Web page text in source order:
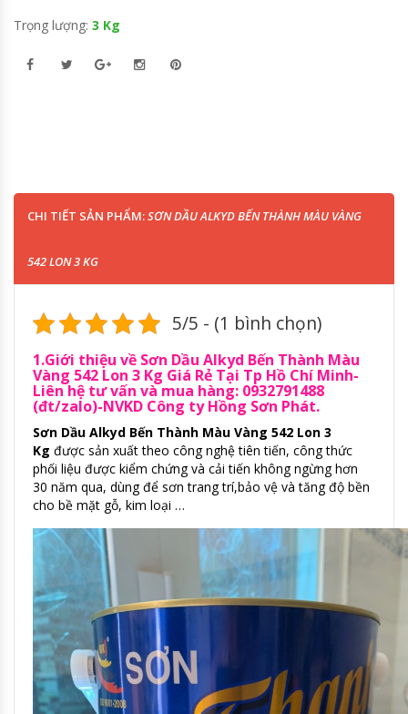
Trọng lượng: 3 Kg
CHI TIẾT SẢN PHẨM:SƠN DẦU ALKYD BẾN THÀNH MÀU VÀNG
542 LON 3 KG
5/5 - (1 bình chọn)
1.Giới thiệu về Sơn Dầu Alkyd Bến Thành Màu
Vàng 542 Lon 3 Kg Giá Rẻ Tại Tp Hồ Chí Minh-
Liên hệ tư vấn và mua hàng: 0932791488
(đt/zalo)-NVKD Công ty Hồng Sơn Phát.
Sơn Dầu Alkyd Bến Thành Màu Vàng 542 Lon 3
Kg được sản xuất theo công nghệ tiên tiến, công thức
phối liệu được kiểm chứng và cải tiến không ngừng hơn
30 năm qua, dùng để sơn trang trí,bảo vệ và tăng độ bền
cho bề mặt gỗ, kim loại …